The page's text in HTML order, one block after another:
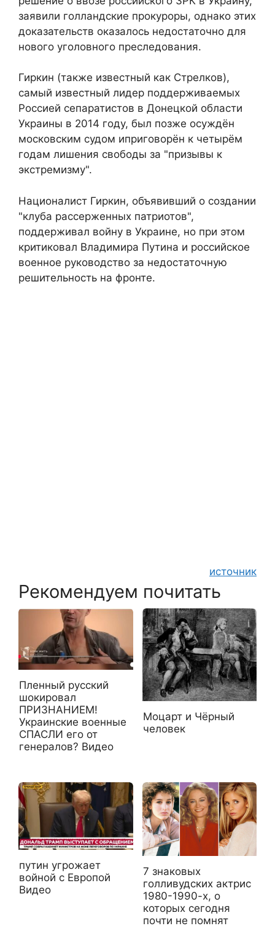
заявили голландские прокуроры, однако этих
доказательств оказалось недостаточно для
нового уголовного преследования.
Гиркин (также известный как Стрелков),
самый известный лидер поддерживаемых
Россией сепаратистов в Донецкой области
Украины в 2014 году, был позже осуждён
московским судом иприговорён к четырём
годам лишения свободы за "призывы к
экстремизму".
Националист Гиркин, объявивший о создании
"клуба рассерженных патриотов",
поддерживал войну в Украине, но при этом
критиковал Владимира Путина и российское
военное руководство за недостаточную
решительность на фронте.
источник
Рекомендуем почитать
Пленный русский
шокировал
ПРИЗНАНИЕМ!
Украинские военные
СПАСЛИ его от
генералов? Видео
Моцарт и Чёрный
человек
путин угрожает
войной с Европой
Видео
7 знаковых
голливудских актрис
1980-1990-х, о
которых сегодня
почти не помнят